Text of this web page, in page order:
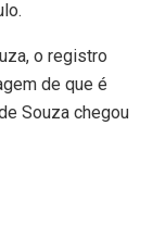
o registro
de que é
Souza chegou